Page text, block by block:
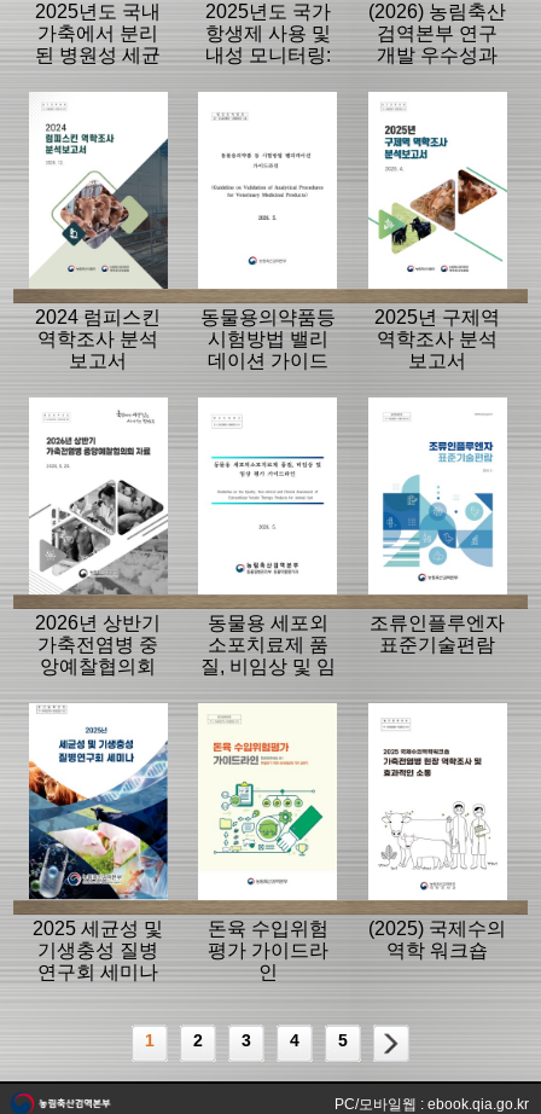
2025년도 국내
가축에서 분리
된 병원성 세균
모니터링 결과
2025년도 국가
항생제 사용 및
내성 모니터링:
(2026) 농림축산
검역본부 연구
개발 우수성과
2024 럼피스킨
역학조사 분석
보고서
동물용의약품등
시험방법 밸리
데이션 가이드
2025년 구제역
역학조사 분석
보고서
2026년 상반기
가축전염병 중
앙예찰협의회
동물용 세포외
소포치료제 품
질, 비임상 및 임
라인
조류인플루엔자
표준기술편람
2025 세균성 및
기생충성 질병
연구회 세미나
돈육 수입위험
평가 가이드라
인
(2025) 국제수의
역학 워크숍
1 2 3 4 5
PC/모바일웹 : ebook.qia.go.kr